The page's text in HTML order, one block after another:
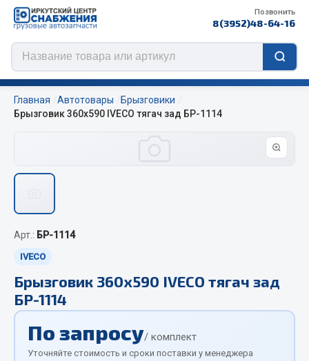
Позвонить
8(3952)48-64-16
QITONG
Отопители салона, подогреватели
Автономные воздушные отопители
Главная Автотовары
Брызговики
Брызговик 360х590 IVECO тягач зад БР-1114
Арт.: БР-1114
IVECO
Брызговик 360х590 IVECO тягач зад
БР-1114
По запросу/ комплект
Уточняйте стоимость и сроки поставки у менеджера